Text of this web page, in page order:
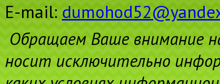
E-mail:
Обращаем Ваше внимание
носит исключительно